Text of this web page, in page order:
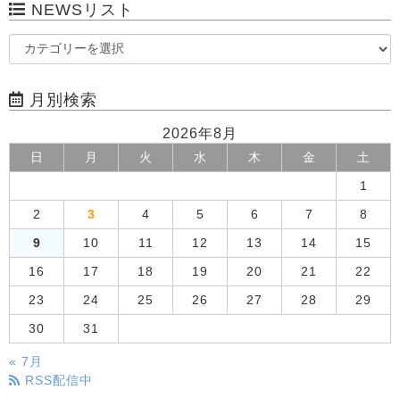
NEWSリスト
月別検索
2026年8月
日 月 火 水 木 金 土
1
2 3 4 5 6 7 8
9 10 11 12 13 14 15
16 17 18 19 20 21 22
23 24 25 26 27 28 29
30 31
« 7月
RSS配信中